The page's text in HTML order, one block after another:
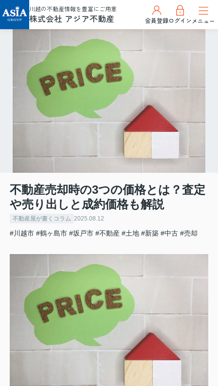
川越の不動産情報を豊富にご用意
株式会社 アジア不動産 会員登録ログインメニュー
不動産売却時の3つの価格とは？査定
や売り出しと成約価格も解説
不動産屋が書くコラム 2025.08.12
#川越市 #鶴ヶ島市 #坂戸市 #不動産 #土地 #新築 #中古 #売却